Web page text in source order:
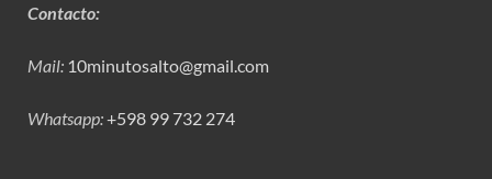
Contacto:
Mail: 10minutosalto@gmail.com
Whatsapp:+598 99 732 274